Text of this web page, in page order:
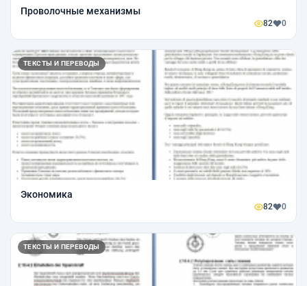
Проволочные механизмы
82 0
ТЕКСТЫ И ПЕРЕВОДЫ
Экономика
82 0
ТЕКСТЫ И ПЕРЕВОДЫ